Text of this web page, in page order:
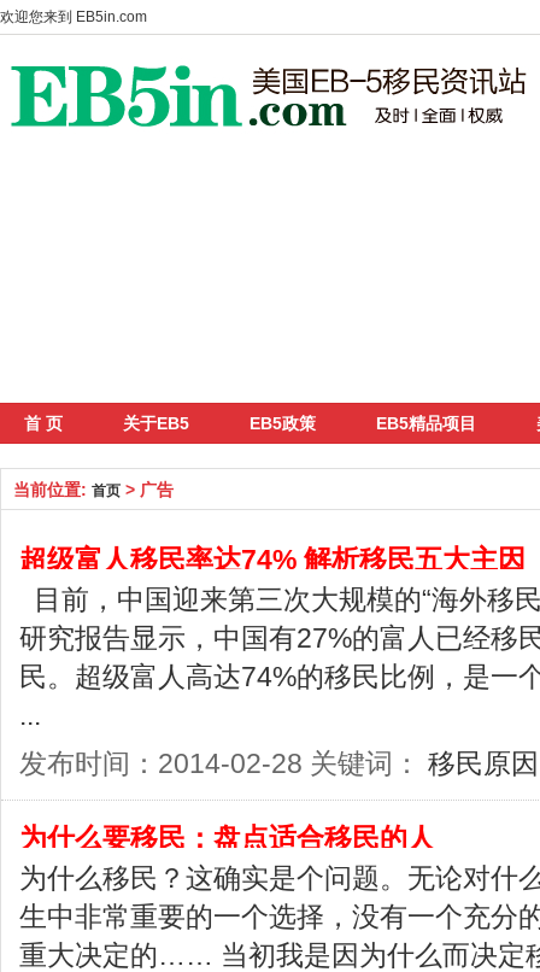
欢迎您来到 EB5in.com
首 页 关于EB5 EB5政策 EB5精品项目
当前位置: 首页 > 广告
超级富人移民率达74% 解析移民五大主因
目前，中国迎来第三次大规模的“海外移
研究报告显示，中国有27%的富人已经移
民。超级富人高达74%的移民比例，是一
...
发布时间：2014-02-28 关键词： 移民原因
为什么要移民：盘点适合移民的人
为什么移民？这确实是个问题。无论对什
生中非常重要的一个选择，没有一个充分
重大决定的…… 当初我是因为什么而决定